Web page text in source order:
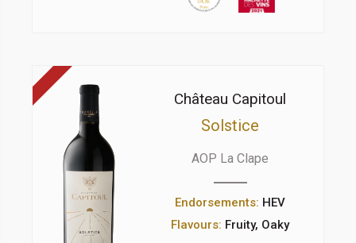
Château Capitoul
Solstice
AOP La Clape
Endorsements: HEV
Flavours: Fruity, Oaky